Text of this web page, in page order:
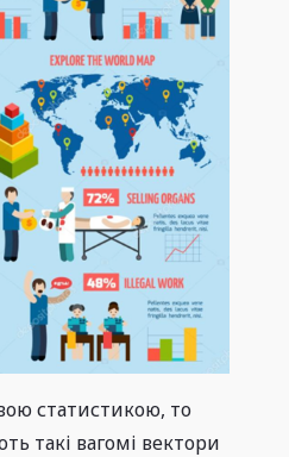
статистикою, то
такі вагомі вектори